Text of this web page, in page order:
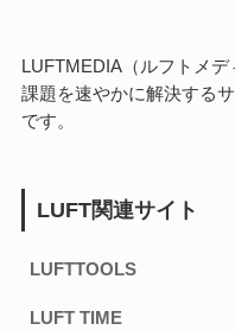
LUFTMEDIA（ルフトメ
課題を速やかに解決する
です。
LUFT関連サイト
LUFTTOOLS
LUFT TIME